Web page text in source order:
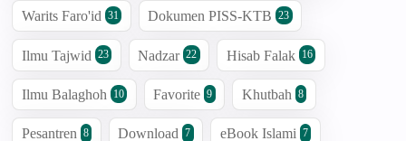
Warits Faro'id 31 Dokumen PISS-KTB 23
Ilmu Tajwid 23 Nadzar 22 Hisab Falak 16
Ilmu Balaghoh 10 Favorite 9 Khutbah 8
Pesantren 8 Download 7 eBook Islami 7